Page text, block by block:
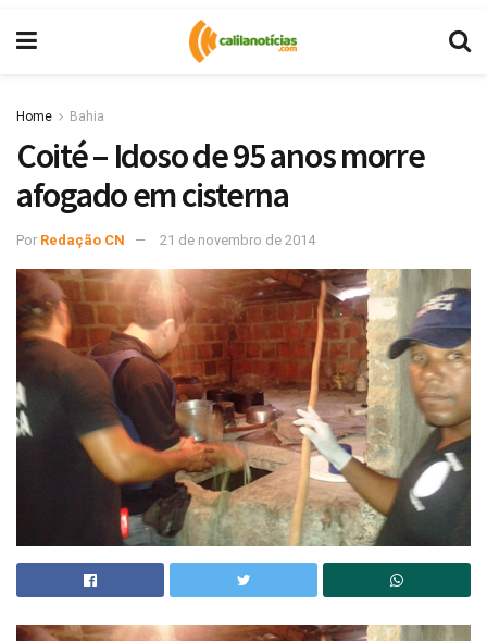
Home Bahia
Coité – Idoso de 95 anos morre
afogado em cisterna
Por Redação CN 21 de novembro de 2014